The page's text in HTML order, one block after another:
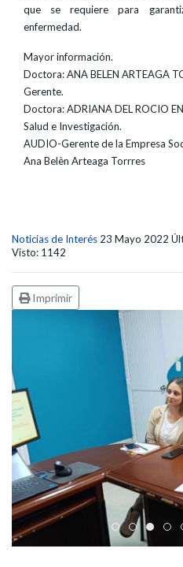
que se requiere para
enfermedad.
Mayor información.
Doctora: ANA BELEN ARTEAGA
Gerente.
Doctora: ADRIANA DEL ROCIO
Salud e Investigación.
AUDIO-Gerente de la Empresa
Ana Belèn Arteaga Torrres
Noticias de Interés 23 Mayo 2022
Visto: 1142
Imprimir
EdictoPastoPasto